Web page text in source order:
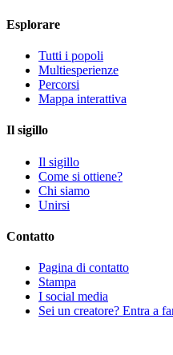
Esplorare
Tutti i popoli
Multiesperienze
Percorsi
Mappa interattiva
Il sigillo
Il sigillo
Come si ottiene?
Chi siamo
Unirsi
Contatto
Pagina di contatto
Stampa
I social media
Sei un creatore? Entra a